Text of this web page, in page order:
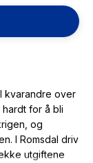
kvarandre over
for å bli
og
I Romsdal driv
utgiftene